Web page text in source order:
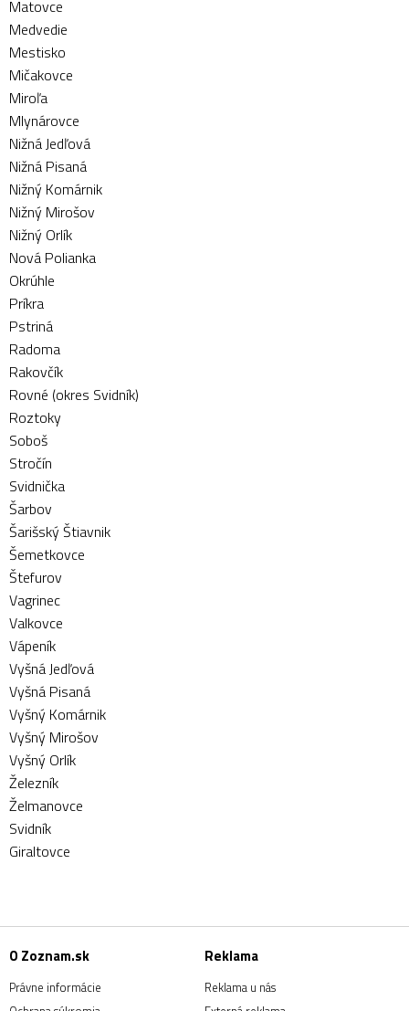
Matovce
Medvedie
Mestisko
Mičakovce
Miroľa
Mlynárovce
Nižná Jedľová
Nižná Pisaná
Nižný Komárnik
Nižný Mirošov
Nižný Orlík
Nová Polianka
Okrúhle
Príkra
Pstriná
Radoma
Rakovčík
Rovné (okres Svidník)
Roztoky
Soboš
Stročín
Svidnička
Šarbov
Šarišský Štiavnik
Šemetkovce
Štefurov
Vagrinec
Valkovce
Vápeník
Vyšná Jedľová
Vyšná Pisaná
Vyšný Komárnik
Vyšný Mirošov
Vyšný Orlík
Železník
Želmanovce
Svidník
Giraltovce
O Zoznam.sk
Právne informácie
Reklama
Reklama u nás